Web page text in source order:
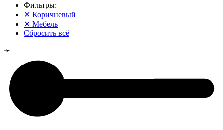
Фильтры:
✕ Коричневый
✕ Мебель
Сбросить всё
➛